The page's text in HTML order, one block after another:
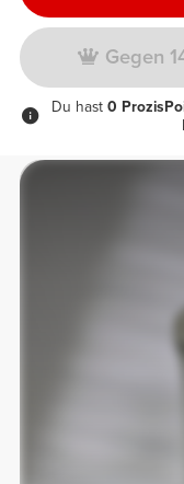
Gegen
Du hast 0